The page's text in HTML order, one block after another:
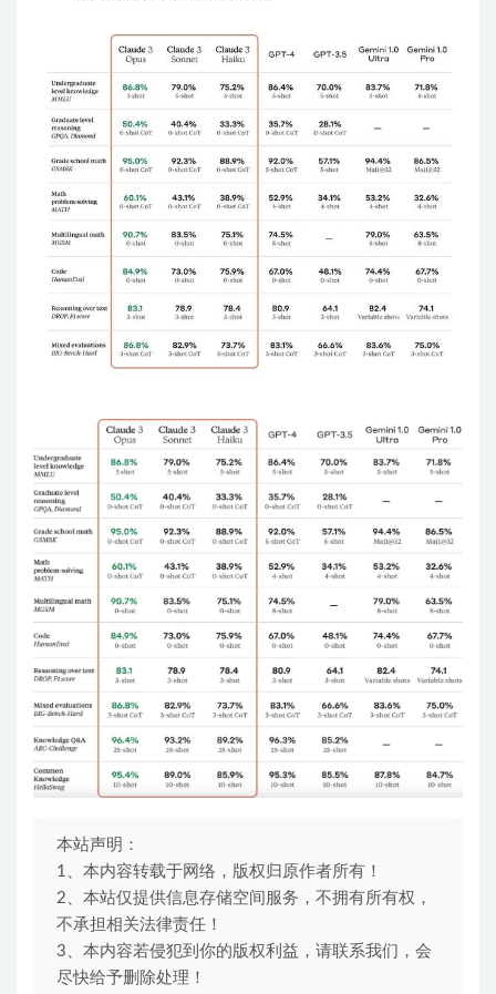
本站声明：
1、本内容转载于网络，版权归原作者所有！
2、本站仅提供信息存储空间服务，不拥有所有权，
不承担相关法律责任！
3、本内容若侵犯到你的版权利益，请联系我们，会
尽快给予删除处理！